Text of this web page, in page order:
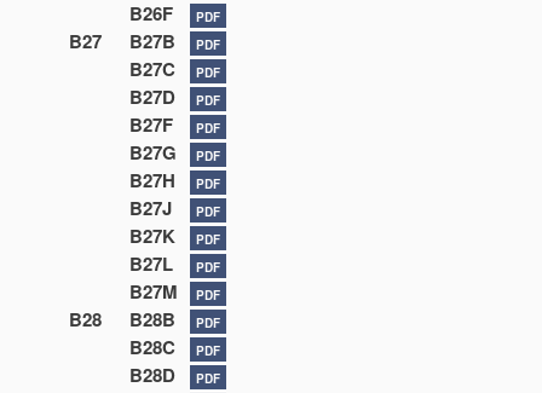
B26F PDF
B27 B27B PDF
B27C PDF
B27D PDF
B27F PDF
B27G PDF
B27H PDF
B27J PDF
B27K PDF
B27L PDF
B27M PDF
B28 B28B PDF
B28C PDF
B28D PDF